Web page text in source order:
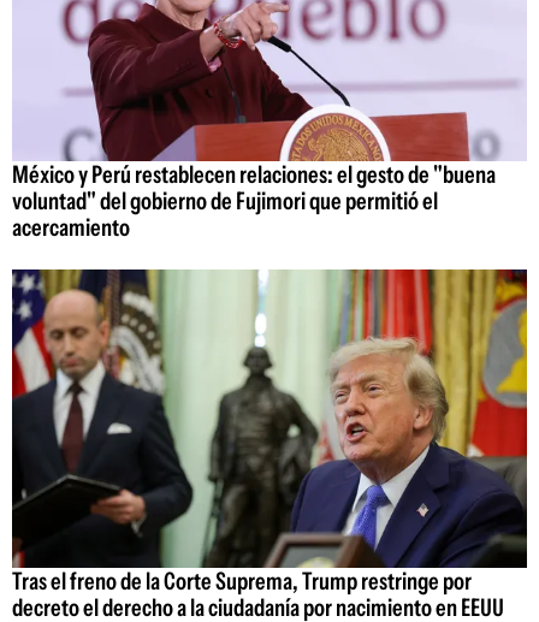
México y Perú restablecen relaciones: el gesto de "buena
voluntad" del gobierno de Fujimori que permitió el
acercamiento
Tras el freno de la Corte Suprema, Trump restringe por
decreto el derecho a la ciudadanía por nacimiento en EEUU